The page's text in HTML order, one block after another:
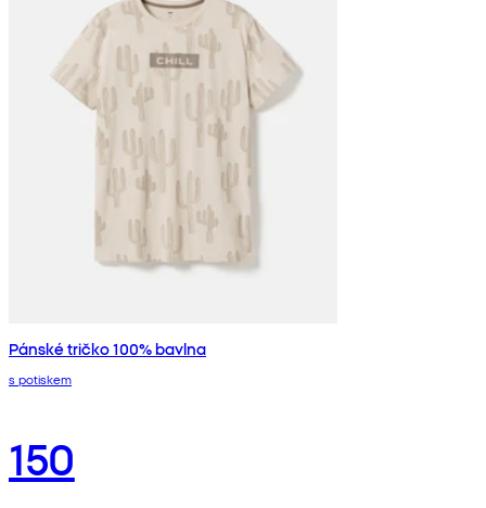
Pánské tričko 100% bavlna
s potiskem
150